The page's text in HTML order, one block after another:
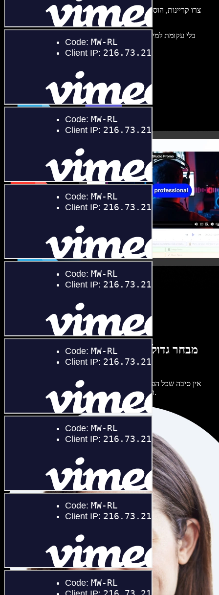
צרו קריינות, הוסיפו תמונות ללא זכויות, אודיו, סרטונים ושיבוט קול –
בלי עקומת למידה – הכול זמין בדפדפן. יוצרי תוכן כבר לא מוגבלים,
ויכולים להחיות כל רעיון.
מבחר גדול של קולות נשים וגברים במגוון
מבטאים
אין סיבה שכל הפרויקטים יישמעו אותו דבר. בחרו מתוך מאות קולות
ומבטאים של בינה מלאכותית והתאימו אותם אליכם.